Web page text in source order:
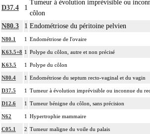
Notes
Avec ou sans : examen de berge
17.2
Par groupe lymphonodal [ganglionnaire
de noeuds [ganglions] lymphatiques non
d'un curage lymphonodal [ganglionnaire]
L'examen cytopathologique d'un prélèvement
l'échantillon, sa fixation, la préparation
standard, avec ou sans photographie,
aux divers stades de réalisation, le compte rendu
Avec ou sans : coloration spéciale
L'examen histopathologique de biopsie inclut :
l'inclusion, la préparation microscopique avec
d'hémalun ou d'hématoxyline-éosine ou de
D37.4 1
Tumeur à évolution imprévisible ou
côlon
N80.3
1 Endométriose du péritoine pelvien
N80.1 1 Endométriose de l'ovaire
K63.5+8 1 Polype du côlon, autre et non précisé
K63.5 1 Polype du côlon
N80.4 1 Endométriose du septum recto-vaginal et du vagin
D37.5 1 Tumeur à évolution imprévisible ou inconnue du
D12.6 1 Tumeur bénigne du côlon, sans précision
N62 1 Hypertrophie mammaire
C05.1 2 Tumeur maligne du voile du palais